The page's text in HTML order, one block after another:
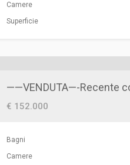
Camere
Superficie
€ 152.000
Bagni
Camere